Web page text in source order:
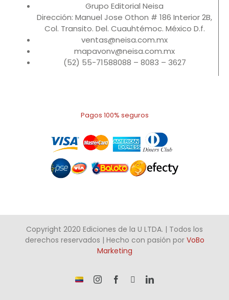
Grupo Editorial Neisa
Dirección: Manuel Jose Othon # 186 Interior 2B,
Col. Transito. Del. Cuauhtémoc. México D.f.
ventas@neisa.com.mx
mapavonv@neisa.com.mx
(52) 55-71588088 – 8083 – 3627
Pagos 100% seguros
Copyright 2020 Ediciones de la U LTDA. | Todos los
derechos reservados | Hecho con pasión por VoBo
Marketing
¡Somos InstagramFacebook LinkedIn